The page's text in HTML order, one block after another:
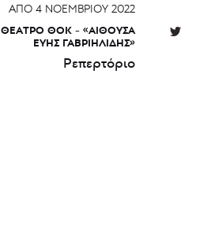
ΑΠΌ 4 ΝΟΕΜΒΡΊΟΥ 2022
ΘΈΑΤΡΟ ΘΟΚ - «ΑΊΘΟΥΣΑ
ΕΎΗΣ ΓΑΒΡΙΗΛΊΔΗΣ»
Ρεπερτόριο